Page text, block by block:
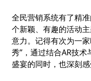
全民营销系统有了精
个新颖、有趣的活动
意力。记得有次为一
秀”，通过结合AR技
盛宴的同时，也深刻